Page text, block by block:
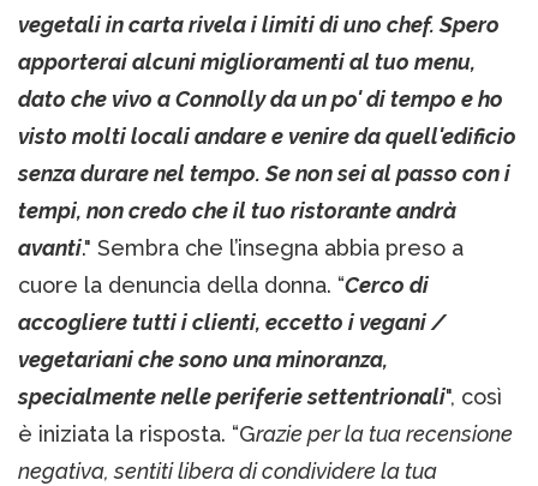
vegetali in carta rivela i limiti di uno chef. Spero
apporterai alcuni miglioramenti al tuo menu,
dato che vivo a Connolly da un po' di tempo e ho
visto molti locali andare e venire da quell'edificio
senza durare nel tempo. Se non sei al passo con i
tempi, non credo che il tuo ristorante andrà
avanti." Sembra che l’insegna abbia preso a
cuore la denuncia della donna. “Cerco di
accogliere tutti i clienti, eccetto i vegani /
vegetariani che sono una minoranza,
specialmente nelle periferie settentrionali", così
è iniziata la risposta. “Grazie per la tua recensione
negativa, sentiti libera di condividere la tua